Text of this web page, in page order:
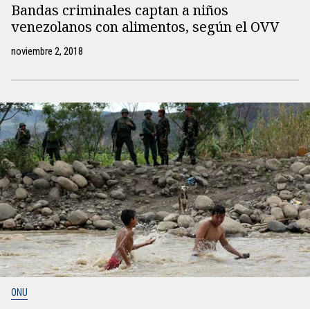
Bandas criminales captan a niños
venezolanos con alimentos, según el OVV
noviembre 2, 2018
ONU